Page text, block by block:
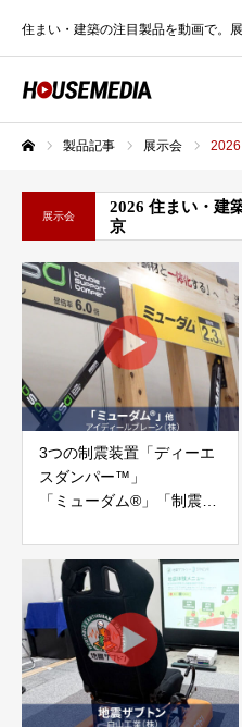
住まい・建築の注目製品を動画で。
製品記事 展示会 2026
展示会
2026 住まい・建
京
3つの制震装置「ディーエ
スダンパー™」
「ミューダム®」「制震テ
アイディールブレーン株式
会社